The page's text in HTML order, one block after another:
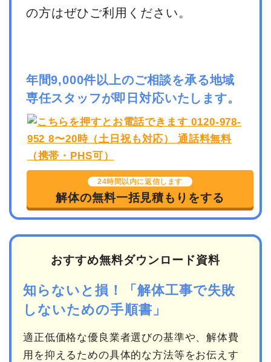
の方はぜひご利用ください。
年間9,000件以上のご相談を承る地域
専任スタッフが即日対応いたします。
24時間以内に返信します
解体の無料一括見積もりをする
おすすめ無料ダウンロード資料
知らないと損！「解体工事で失敗
しないための手順書」
適正低価格な優良業者選びの基準や、解体費
用を抑えるための具体的な方法等をお伝えす